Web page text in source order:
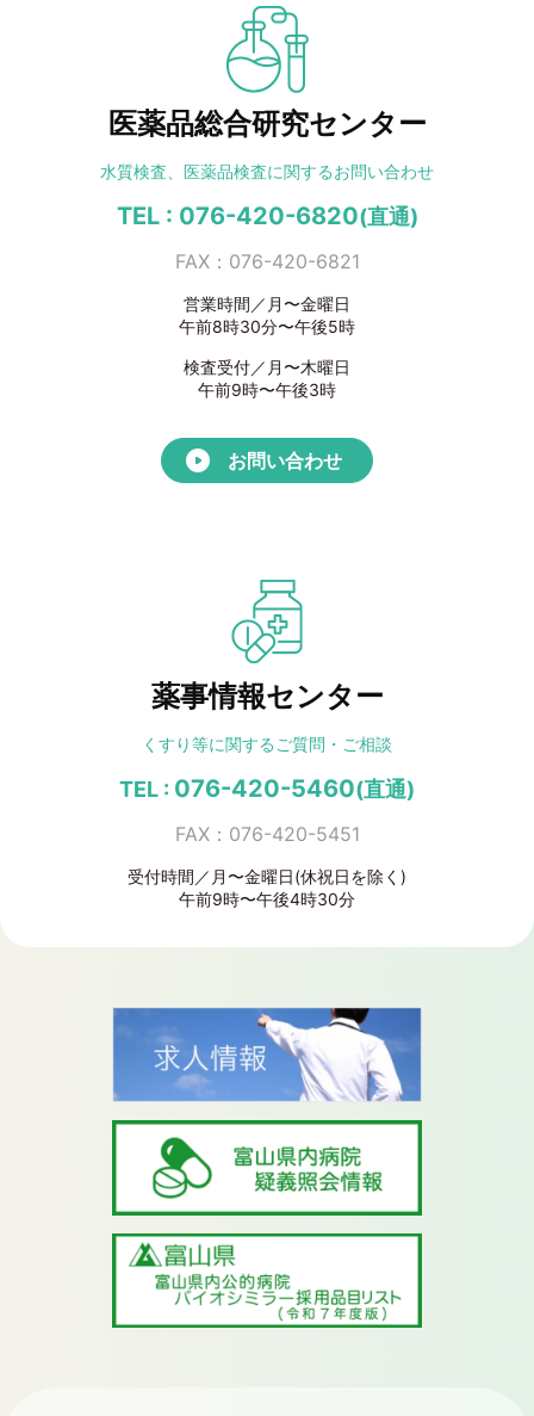
医薬品総合研究センター
水質検査、医薬品検査に関するお問い合わせ
TEL : 076-420-6820(直通)
FAX：076-420-6821
営業時間／月〜金曜日
午前8時30分〜午後5時
検査受付／月〜木曜日
午前9時〜午後3時
お問い合わせ
薬事情報センター
くすり等に関する ご質問・ご相談
TEL : 076-420-5460(直通)
FAX：076-420-5451
受付時間／月〜金曜日(休祝日を除く)
午前9時〜午後4時30分